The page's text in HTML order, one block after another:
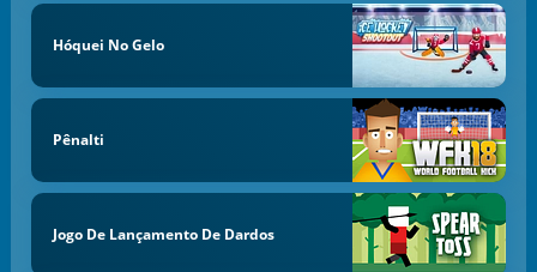
Hóquei No Gelo
Pênalti
Jogo De Lançamento De Dardos